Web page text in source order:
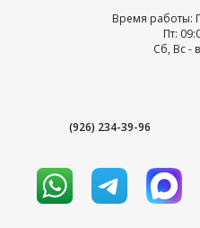
Время работы:
Пт:
Сб, Вс -
(926) 234-39-96